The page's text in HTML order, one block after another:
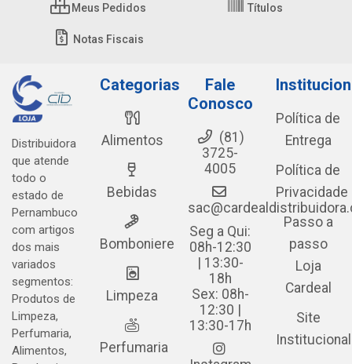
Meus Pedidos Títulos
Notas Fiscais
Distribuidora
que atende
todo o
estado de
Pernambuco
com artigos
dos mais
variados
segmentos:
Produtos de
Limpeza,
Perfumaria,
Alimentos,
Categorias
Alimentos
Bebidas
Bomboniere
Limpeza
Perfumaria
Fale
Conosco
(81)
3725-
4005
Seg a Qui:
08h-12:30
| 13:30-
18h
Sex: 08h-
12:30 |
13:30-17h
Política de
Entrega
Política de
Privacidade
Passo a
passo
Loja
Cardeal
Site
Institucional